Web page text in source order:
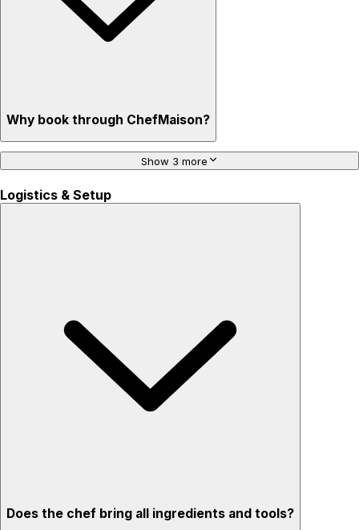
Why book through ChefMaison?
Show 3 more
Logistics & Setup
Does the chef bring all ingredients and tools?